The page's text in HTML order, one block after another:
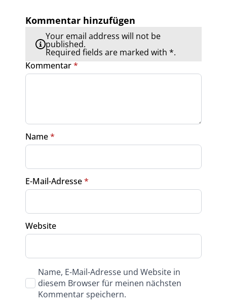
Kommentar hinzufügen
Your email address will not be
published.
Required fields are marked with *.
Kommentar*
Name*
E-Mail-Adresse*
Website
Name, E-Mail-Adresse und Website in
diesem Browser für meinen nächsten
Kommentar speichern.